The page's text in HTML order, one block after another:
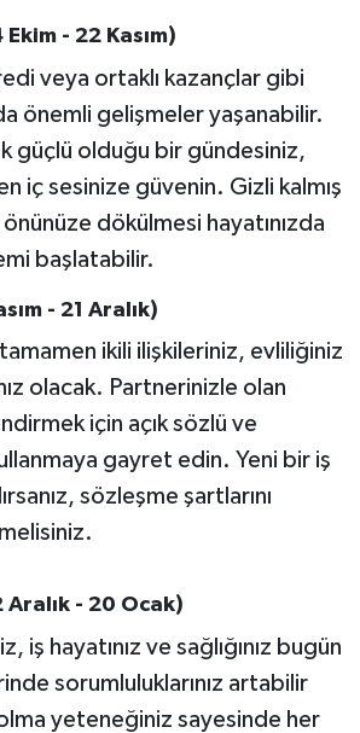
- 22 Kasım)
veya ortaklı kazançlar gibi
önemli gelişmeler yaşanabilir.
güçlü olduğu bir gündesiniz,
iç sesinize güvenin. Gizli kalmış
dökülmesi hayatınızda
başlatabilir.
- 21 Aralık)
tamamen ikili ilişkileriniz, evliliğiniz
olacak. Partnerinizle olan
için açık sözlü ve
gayret edin. Yeni bir iş
sözleşme şartlarını
- 20 Ocak)
iş hayatınız ve sağlığınız bugün
sorumluluklarınız artabilir
yeteneğiniz sayesinde her